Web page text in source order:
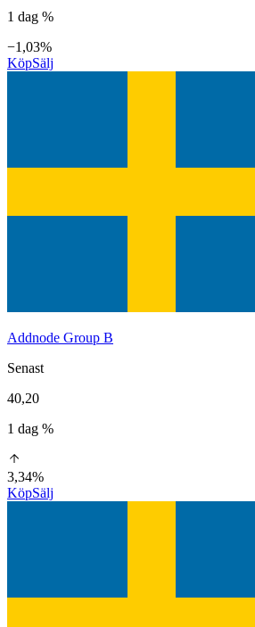
1 dag %
−1,03%
KöpSälj
Addnode Group B
Senast
40,20
1 dag %
3,34%
KöpSälj